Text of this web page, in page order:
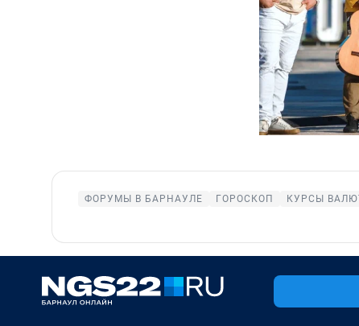
ФОРУМЫ В БАРНАУЛЕ ГОРОСКОП КУРСЫ